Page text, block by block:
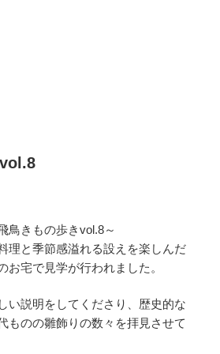
鳥きもの歩きvol.8～
理と季節感溢れる設えを楽しんだ
お宅で見学が行われました。
い説明をしてくださり、歴史的な
ものの雛飾りの数々を拝見させて